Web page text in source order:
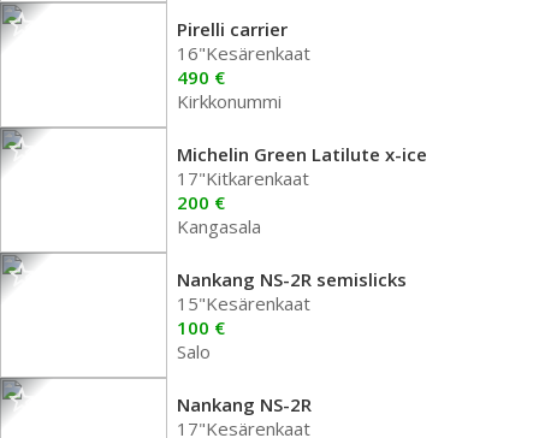
Pirelli carrier
16"Kesärenkaat
490 €
Kirkkonummi
Michelin Green Latilute x-ice
17"Kitkarenkaat
200 €
Kangasala
Nankang NS-2R semislicks
15"Kesärenkaat
100 €
Salo
Nankang NS-2R
17"Kesärenkaat